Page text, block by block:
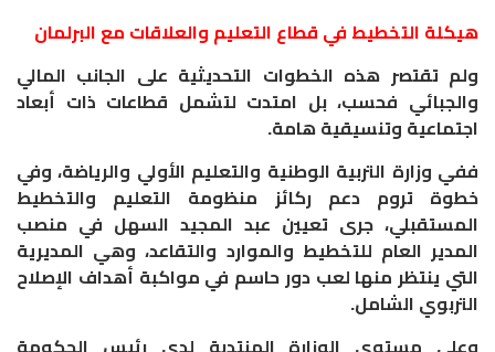
​هيكلة التخطيط في قطاع التعليم والعلاقات مع البرلمان
​ولم تقتصر هذه الخطوات التحديثية على الجانب المالي
والجبائي فحسب، بل امتدت لتشمل قطاعات ذات أبعاد
اجتماعية وتنسيقية هامة.
ففي وزارة التربية الوطنية والتعليم الأولي والرياضة، وفي
خطوة تروم دعم ركائز منظومة التعليم والتخطيط
المستقبلي، جرى تعيين عبد المجيد السهل في منصب
المدير العام للتخطيط والموارد والتقاعد، وهي المديرية
التي ينتظر منها لعب دور حاسم في مواكبة أهداف الإصلاح
التربوي الشامل.
​وعلى مستوى الوزارة المنتدبة لدى رئيس الحكومة